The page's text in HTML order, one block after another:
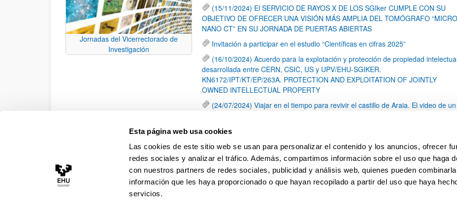
Esta página web usa cookies
Las cookies de este sitio web se usan para personalizar el contenido y los anuncios, ofrecer
redes sociales y analizar el tráfico. Además, compartimos información sobre el uso que haga
con nuestros partners de redes sociales, publicidad y análisis web, quienes pueden
información que les haya proporcionado o que hayan recopilado a partir del uso que haya
servicios.
Jornadas del Vicerrectorado de
Investigación
(15/11/2024) El SERVICIO DE RAYOS X DE LOS SGIker CUMPLE CON SU
OBJETIVO DE OFRECER UNA VISIÓN MÁS AMPLIA DEL TOMÓGRAFO “MICRO
NANO CT” EN SU JORNADA DE PUERTAS ABIERTAS
Invitación a participar en el estudio “Científicas en cifras 2025”
(16/10/2024) Acuerdo para la explotación y protección de propiedad
desarrollada entre CERN, CSIC, US y UPV/EHU-SGIKER.
KN6172/IPT/KT/EP/263A. PROTECTION AND EXPLOITATION OF JOINTLY
OWNED INTELLECTUAL PROPERTY
(24/07/2024) Viajar en el tiempo para revivir el castillo de Araia. El video de un
presenta su tomógrafo computarizado, único en el Estado por su alta resolución
Página
1 Página
2 Página
3 Página
4 ...Páginas intermedias Use TAB
Página
79